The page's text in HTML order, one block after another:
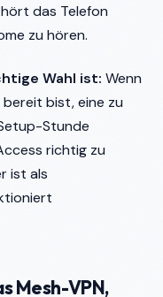
das Telefon
zu hören.
Wahl ist: Wenn
bist, eine zu
Stunde
richtig zu
ist als
Mesh-VPN,